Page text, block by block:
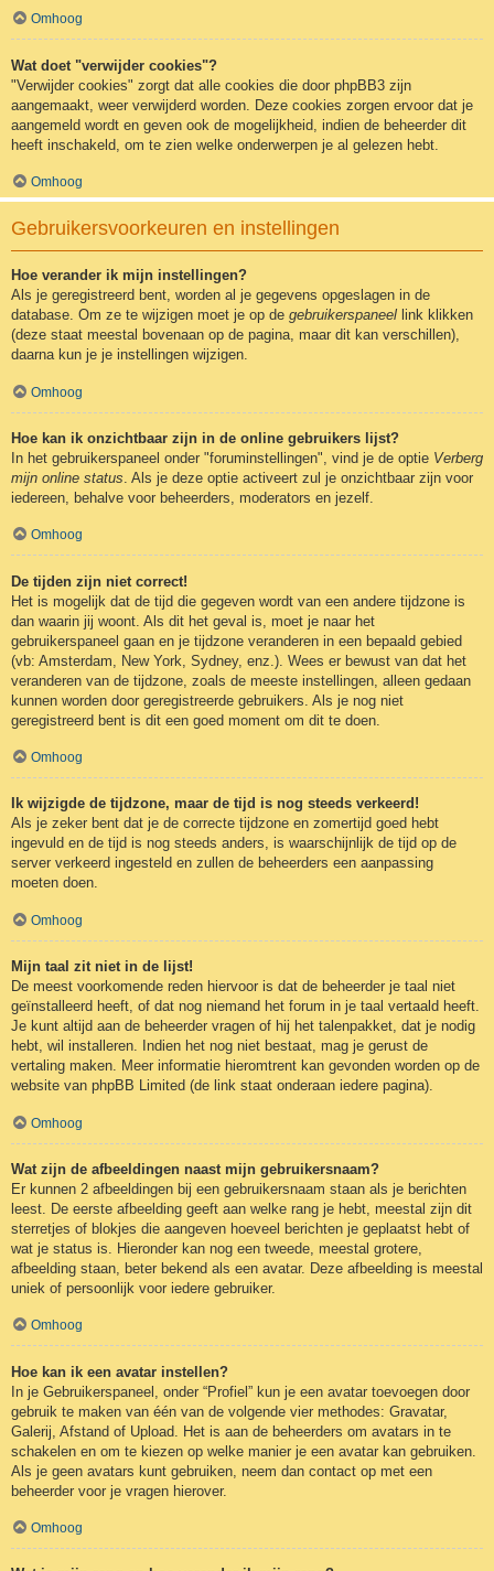
Omhoog
Wat doet "verwijder cookies"?
"Verwijder cookies" zorgt dat alle cookies die door phpBB3 zijn
aangemaakt, weer verwijderd worden. Deze cookies zorgen ervoor dat je
aangemeld wordt en geven ook de mogelijkheid, indien de beheerder dit
heeft inschakeld, om te zien welke onderwerpen je al gelezen hebt.
Omhoog
Gebruikersvoorkeuren en instellingen
Hoe verander ik mijn instellingen?
Als je geregistreerd bent, worden al je gegevens opgeslagen in de
database. Om ze te wijzigen moet je op de gebruikerspaneel link klikken
(deze staat meestal bovenaan op de pagina, maar dit kan verschillen),
daarna kun je je instellingen wijzigen.
Omhoog
Hoe kan ik onzichtbaar zijn in de online gebruikers lijst?
In het gebruikerspaneel onder "foruminstellingen", vind je de optie Verberg
mijn online status . Als je deze optie activeert zul je onzichtbaar zijn voor
iedereen, behalve voor beheerders, moderators en jezelf.
Omhoog
De tijden zijn niet correct!
Het is mogelijk dat de tijd die gegeven wordt van een andere tijdzone is
dan waarin jij woont. Als dit het geval is, moet je naar het
gebruikerspaneel gaan en je tijdzone veranderen in een bepaald gebied
(vb: Amsterdam, New York, Sydney, enz.). Wees er bewust van dat het
veranderen van de tijdzone, zoals de meeste instellingen, alleen gedaan
kunnen worden door geregistreerde gebruikers. Als je nog niet
geregistreerd bent is dit een goed moment om dit te doen.
Omhoog
Ik wijzigde de tijdzone, maar de tijd is nog steeds verkeerd!
Als je zeker bent dat je de correcte tijdzone en zomertijd goed hebt
ingevuld en de tijd is nog steeds anders, is waarschijnlijk de tijd op de
server verkeerd ingesteld en zullen de beheerders een aanpassing
moeten doen.
Omhoog
Mijn taal zit niet in de lijst!
De meest voorkomende reden hiervoor is dat de beheerder je taal niet
geïnstalleerd heeft, of dat nog niemand het forum in je taal vertaald heeft.
Je kunt altijd aan de beheerder vragen of hij het talenpakket, dat je nodig
hebt, wil installeren. Indien het nog niet bestaat, mag je gerust de
vertaling maken. Meer informatie hieromtrent kan gevonden worden op de
website van phpBB Limited (de link staat onderaan iedere pagina).
Omhoog
Wat zijn de afbeeldingen naast mijn gebruikersnaam?
Er kunnen 2 afbeeldingen bij een gebruikersnaam staan als je berichten
leest. De eerste afbeelding geeft aan welke rang je hebt, meestal zijn dit
sterretjes of blokjes die aangeven hoeveel berichten je geplaatst hebt of
wat je status is. Hieronder kan nog een tweede, meestal grotere,
afbeelding staan, beter bekend als een avatar. Deze afbeelding is meestal
uniek of persoonlijk voor iedere gebruiker.
Omhoog
Hoe kan ik een avatar instellen?
In je Gebruikerspaneel, onder “Profiel” kun je een avatar toevoegen door
gebruik te maken van één van de volgende vier methodes: Gravatar,
Galerij, Afstand of Upload. Het is aan de beheerders om avatars in te
schakelen en om te kiezen op welke manier je een avatar kan gebruiken.
Als je geen avatars kunt gebruiken, neem dan contact op met een
beheerder voor je vragen hierover.
Omhoog